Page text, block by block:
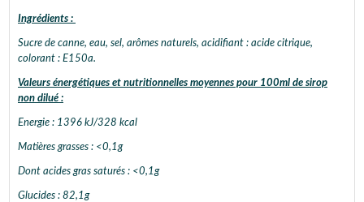
Ingrédients :
Sucre de canne, eau, sel, arômes naturels, acidifiant : acide citrique,
colorant : E150a.
Valeurs énergétiques et nutritionnelles moyennes pour 100ml de sirop
non dilué :
Energie : 1396 kJ/328 kcal
Matières grasses : <0,1g
Dont acides gras saturés : <0,1g
Glucides : 82,1g